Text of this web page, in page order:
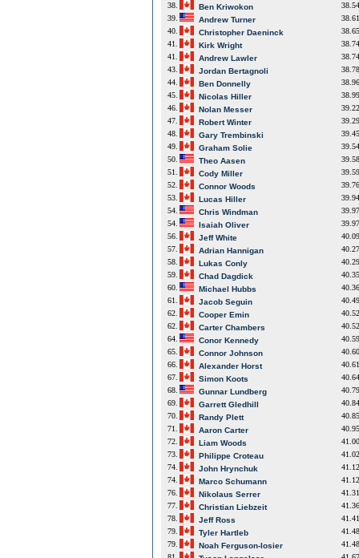
38.
Ben Kriwokon
38.54
39.
Andrew Turner
38.61
40.
Christopher Daeninck
38.65
41.
Kirk Wright
38.74
41.
Andrew Lawler
38.74
43.
Jordan Bertagnoli
38.78
44.
Ben Donnelly
38.96
45.
Nicolas Hiller
38.99
46.
Nolan Messer
39.22
47.
Robert Winter
39.29
48.
Gary Trembinski
39.45
49.
Graham Solie
39.54
50.
Theo Aasen
39.58
51.
Cody Miller
39.59
52.
Connor Woods
39.76
53.
Lucas Hiller
39.94
54.
Chris Windman
39.97
54.
Isaiah Oliver
39.97
56.
Jeff White
40.09
57.
Adrian Hannigan
40.27
58.
Lukas Conly
40.29
59.
Chad Dagdick
40.35
60.
Michael Hubbs
40.36
61.
Jacob Seguin
40.49
62.
Cooper Emin
40.52
62.
Carter Chambers
40.52
64.
Conor Kennedy
40.59
65.
Connor Johnson
40.60
66.
Alexander Horst
40.61
67.
Simon Koots
40.64
68.
Gunnar Lundberg
40.79
69.
Garrett Gledhill
40.84
70.
Randy Plett
40.85
71.
Aaron Carter
40.95
72.
Liam Woods
41.00
73.
Philippe Croteau
41.02
74.
John Hrynchuk
41.12
74.
Marco Schumann
41.12
76.
Nikolaus Serrer
41.31
77.
Christian Liebzeit
41.36
78.
Jeff Ross
41.41
79.
Tyler Hartleb
41.48
79.
Noah Ferguson-losier
41.48